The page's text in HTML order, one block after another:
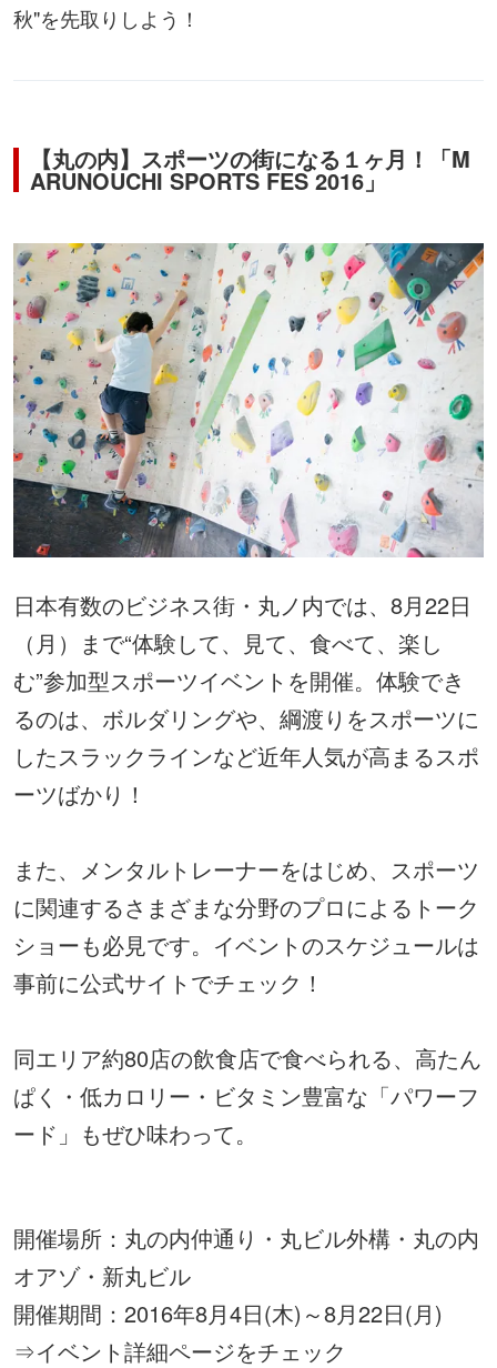
秋"を先取りしよう！
【丸の内】スポーツの街になる１ヶ月！「M
ARUNOUCHI SPORTS FES 2016」
日本有数のビジネス街・丸ノ内では、8月22日
（月）まで“体験して、見て、食べて、楽し
む”参加型スポーツイベントを開催。体験でき
るのは、ボルダリングや、綱渡りをスポーツに
したスラックラインなど近年人気が高まるスポ
ーツばかり！
また、メンタルトレーナーをはじめ、スポーツ
に関連するさまざまな分野のプロによるトーク
ショーも必見です。イベントのスケジュールは
事前に公式サイトでチェック！
同エリア約80店の飲食店で食べられる、高たん
ぱく・低カロリー・ビタミン豊富な「パワーフ
ード」もぜひ味わって。
開催場所：丸の内仲通り・丸ビル外構・丸の内
オアゾ・新丸ビル
開催期間：2016年8月4日(木)～8月22日(月)
⇒イベント詳細ページをチェック